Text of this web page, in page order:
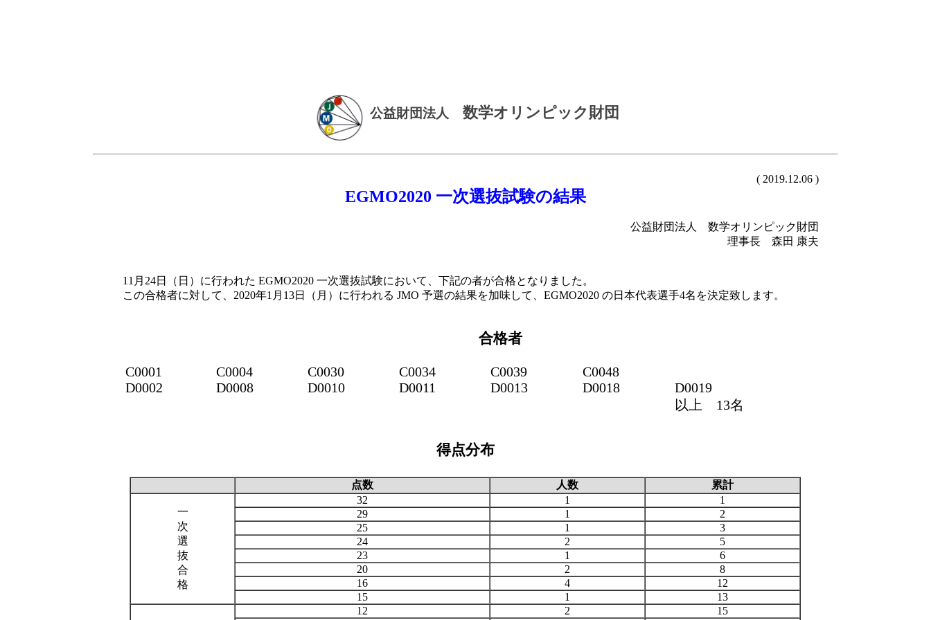
公益財団法人 数学オリンピック財団
( 2019.12.06 )
EGMO2020 一次選抜試験の結果
公益財団法人 数学オリンピック財団
理事長 森田 康夫
11月24日（日）に行われた EGMO2020 一次選抜試験において、下記の者が合格となりました。
この合格者に対して、2020年1月13日（月）に行われる JMO 予選の結果を加味して、EGMO2020 の日本代表選手4名を決定致します。
合格者
C0001 C0004 C0030 C0034 C0039
C0048
D0002
D0008 D0010 D0011 D0013 D0018
D0019
以上 13名
得点分布
点数 人数 累計
一
次
選
抜
合
格
32 1
1
29
1
2
25
1
3
24
2
5
23
1
6
20
2
8
16
4
12
15
1
13
12
2
15